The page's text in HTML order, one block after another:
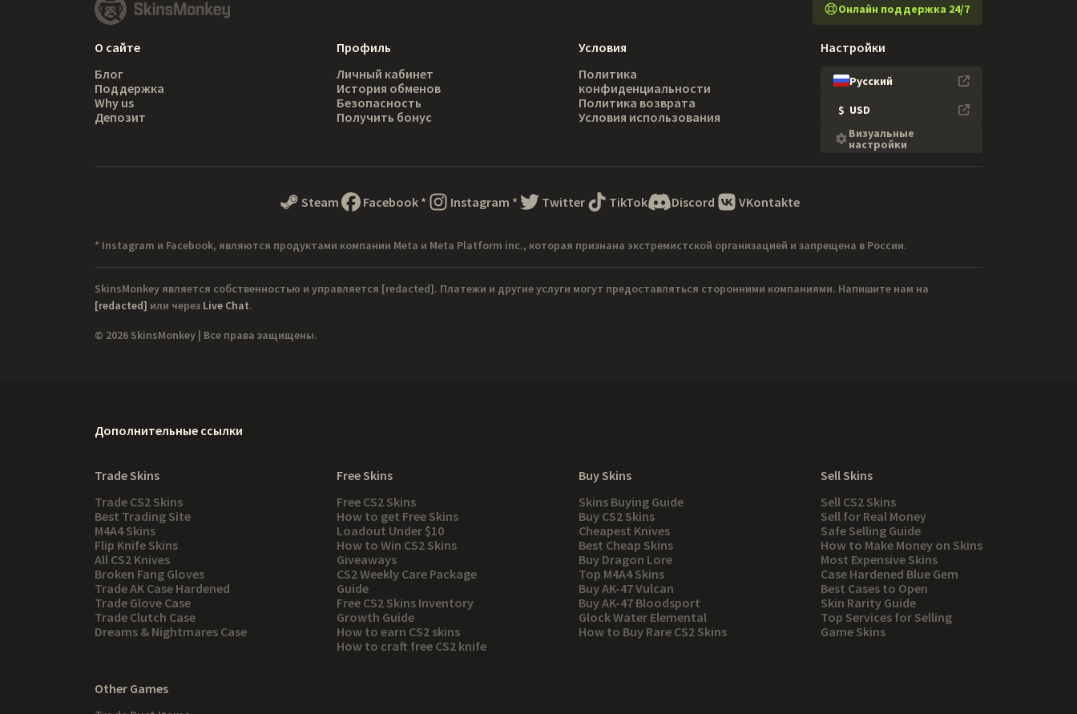
Онлайн поддержка 24/7
О сайте
Блог
Поддержка
Why us
Депозит
Профиль
Личный кабинет
История обменов
Безопасность
Получить бонус
Условия
Политика
конфиденциальности
Политика возврата
Условия использования
Настройки
Русский
$ USD
Визуальные
настройки
Steam Facebook * Instagram * Twitter TikTok Discord VKontakte
* Instagram и Facebook, являются продуктами компании Meta и Meta Platform inc., которая признана экстремистской организацией и запрещена в России.
SkinsMonkey является собственностью и управляется [redacted]. Платежи и другие услуги могут предоставляться сторонними компаниями. Напишите нам на
[redacted] или через Live Chat.
© 2026 SkinsMonkey | Все права защищены.
Дополнительные ссылки
Trade Skins
Trade CS2 Skins
Best Trading Site
M4A4 Skins
Flip Knife Skins
All CS2 Knives
Broken Fang Gloves
Trade AK Case Hardened
Trade Glove Case
Trade Clutch Case
Dreams & Nightmares Case
Free Skins
Free CS2 Skins
How to get Free Skins
Loadout Under $10
How to Win CS2 Skins
Giveaways
CS2 Weekly Care Package
Guide
Free CS2 Skins Inventory
Growth Guide
How to earn CS2 skins
How to craft free CS2 knife
Buy Skins
Skins Buying Guide
Buy CS2 Skins
Cheapest Knives
Best Cheap Skins
Buy Dragon Lore
Top M4A4 Skins
Buy AK-47 Vulcan
Buy AK-47 Bloodsport
Glock Water Elemental
How to Buy Rare CS2 Skins
Sell Skins
Sell CS2 Skins
Sell for Real Money
Safe Selling Guide
How to Make Money on Skins
Most Expensive Skins
Case Hardened Blue Gem
Best Cases to Open
Skin Rarity Guide
Top Services for Selling
Game Skins
Other Games